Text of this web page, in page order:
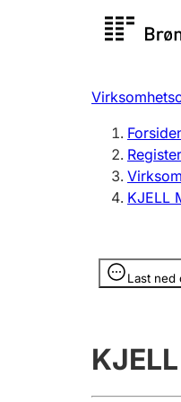
KJELL
Last ned